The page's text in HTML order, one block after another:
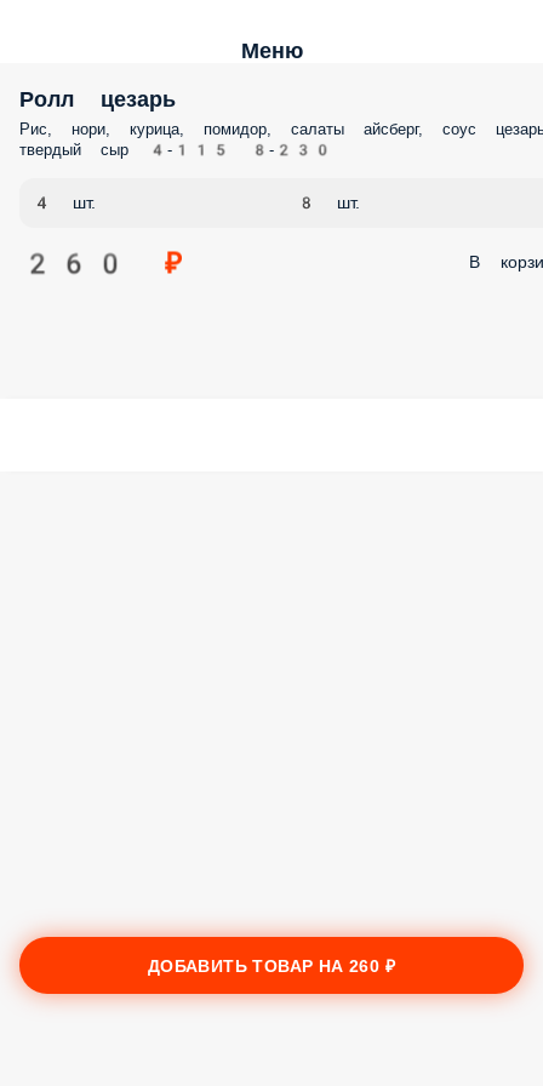
Меню
Ролл цезарь
Рис, нори, курица, помидор, салаты айсберг, соус
твердый сыр 4-115 8-230
4 шт. 8 шт.
260 ₽ В
ДОБАВИТЬ ТОВАР НА260 ₽